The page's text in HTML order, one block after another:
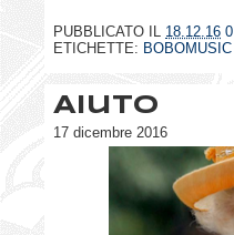
PUBBLICATO IL 18.12.16
ETICHETTE: BOBOMUSIC
Aiuto
17 dicembre 2016